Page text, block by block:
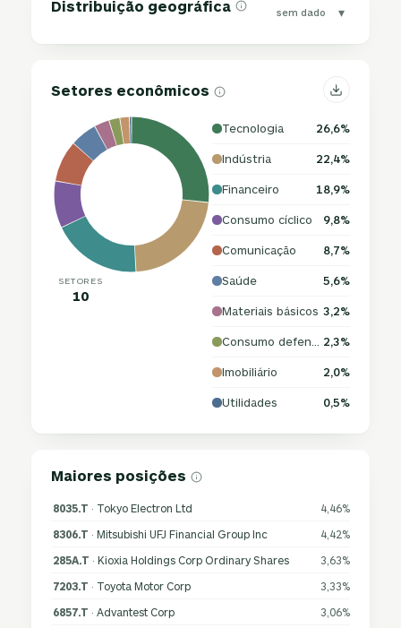
Distribuição geográfica sem dado ▾
Setores econômicos
SETORES
10
Tecnologia 26,6%
Indústria 22,4%
Financeiro 18,9%
Consumo cíclico 9,8%
Comunicação 8,7%
Saúde 5,6%
Materiais básicos 3,2%
2,3%
Imobiliário 2,0%
Utilidades 0,5%
Maiores posições
8035.T · Tokyo Electron Ltd 4,46%
8306.T · Mitsubishi UFJ Financial Group Inc 4,42%
285A.T · Kioxia Holdings Corp Ordinary Shares 3,63%
7203.T · Toyota Motor Corp 3,33%
6857.T · Advantest Corp 3,06%